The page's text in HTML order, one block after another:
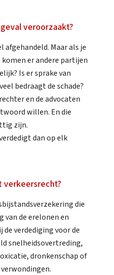
veroorzaakt?
afgehandeld. Maar als je
er andere partijen
Is er sprake van
bedraagt de schade?
en de advocaten
willen. En die
zijn.
dan op elk
verkeersrecht?
die
de erelonen en
de verdediging voor de
snelheidsovertreding,
dronkenschap of